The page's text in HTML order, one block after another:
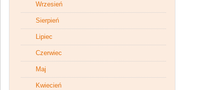
Wrzesień
Sierpień
Lipiec
Czerwiec
Maj
Kwiecień